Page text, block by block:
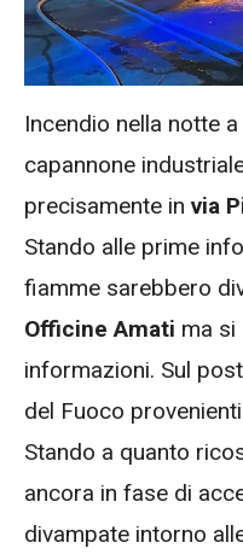
Incendio nella notte a
capannone
precisamente in via
Stando alle prime
fiamme sarebbero
Officine Amati ma si
informazioni. Sul
del Fuoco
Stando a quanto
ancora in fase di
divampate intorno